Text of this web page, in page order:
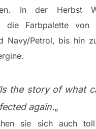
In der Herbst
die Farbpalette von
Navy/Petrol, bis hin
the story of what
again.„
sie sich auch